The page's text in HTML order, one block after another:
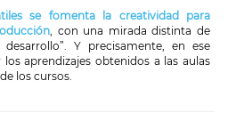
se fomenta la creatividad para
, con una mirada distinta de
Y precisamente, en ese
aprendizajes obtenidos a las aulas
los cursos.